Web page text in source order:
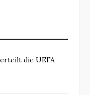
die UEFA